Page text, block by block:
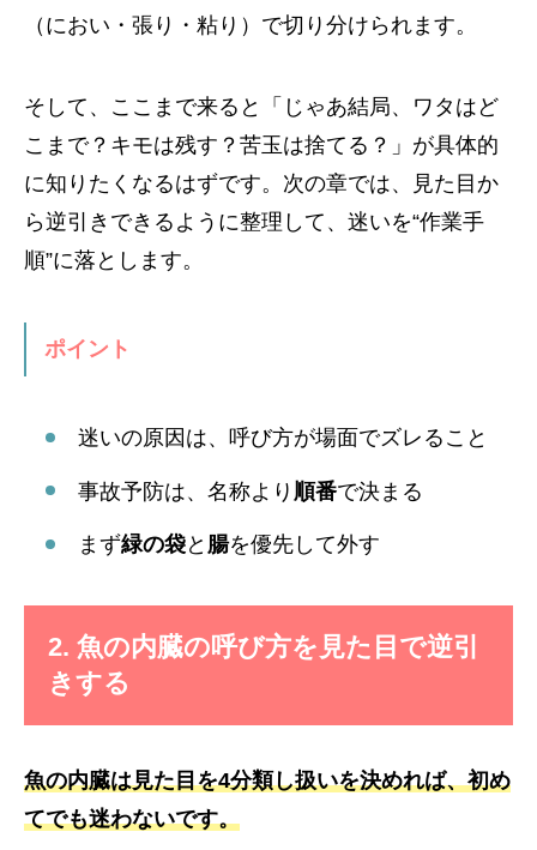
（におい・張り・粘り）で切り分けられます。
そして、ここまで来ると「じゃあ結局、ワタはど
こまで？キモは残す？苦玉は捨てる？」が具体的
に知りたくなるはずです。次の章では、見た目か
ら逆引きできるように整理して、迷いを“作業手
順”に落とします。
ポイント
迷いの原因は、呼び方が場面でズレること
事故予防は、名称より 順番で決まる
まず緑の袋と 腸を優先して外す
2. 魚の内臓の呼び方を見た目で逆引
きする
魚の内臓は見た目を4分類し扱いを決めれば、初め
てでも迷わないです。